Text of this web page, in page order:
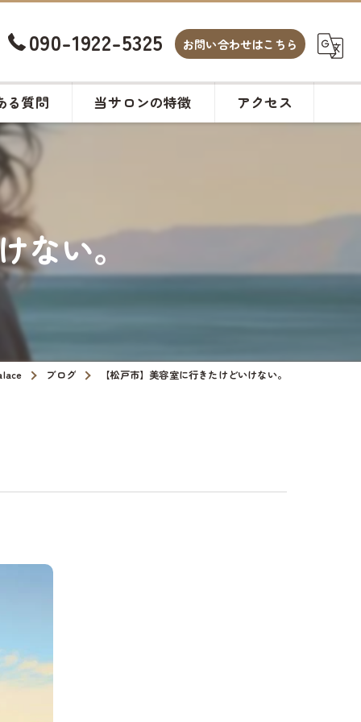
090-1922-5325 お問い合わせはこちら
る質問 当サロンの特徴
ヘアサロン
メンズ
アクセス
ない。
ブログ 【松戸市】美容室に行きたけどいけない。